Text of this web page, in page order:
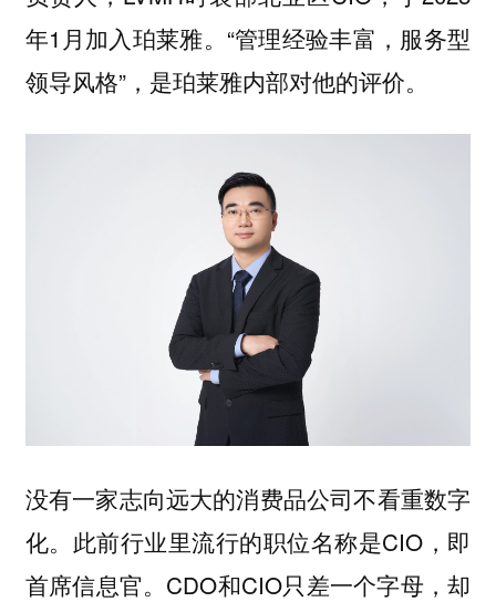
年1月加入珀莱雅。“管理经验丰富，服务型
领导风格”，是珀莱雅内部对他的评价。
没有一家志向远大的消费品公司不看重数字
化。此前行业里流行的职位名称是CIO，即
首席信息官。CDO和CIO只差一个字母，却